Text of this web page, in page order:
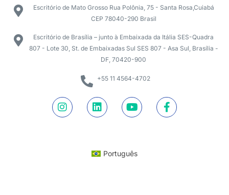
Escritório de Mato Grosso Rua Polônia, 75 - Santa Rosa,Cuiabá
CEP 78040-290 Brasil
Escritório de Brasília – junto à Embaixada da Itália SES-Quadra
807 - Lote 30, St. de Embaixadas Sul SES 807 - Asa Sul, Brasília -
DF, 70420-900
+55 11 4564-4702
Português